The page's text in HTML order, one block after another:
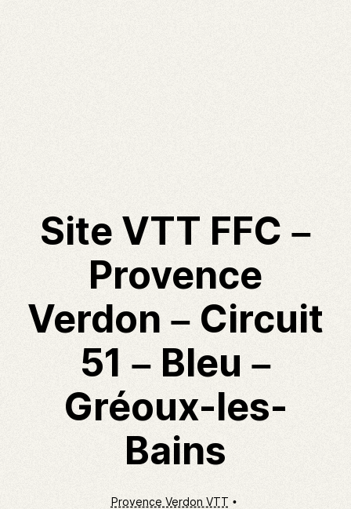
Site VTT FFC –
Provence
Verdon – Circuit
51 – Bleu –
Gréoux-les-
Bains
Provence Verdon VTT